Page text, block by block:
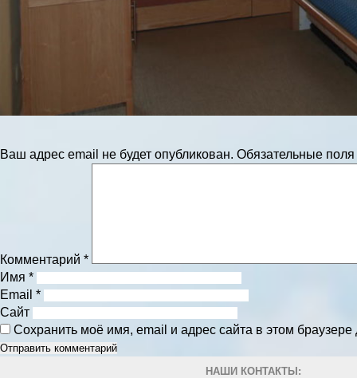
Ваш адрес email не будет опубликован. Обязательные
Комментарий *
Имя *
Email *
Сайт
Сохранить моё имя, email и адрес сайта в этом
НАШИ КОНТАКТЫ: